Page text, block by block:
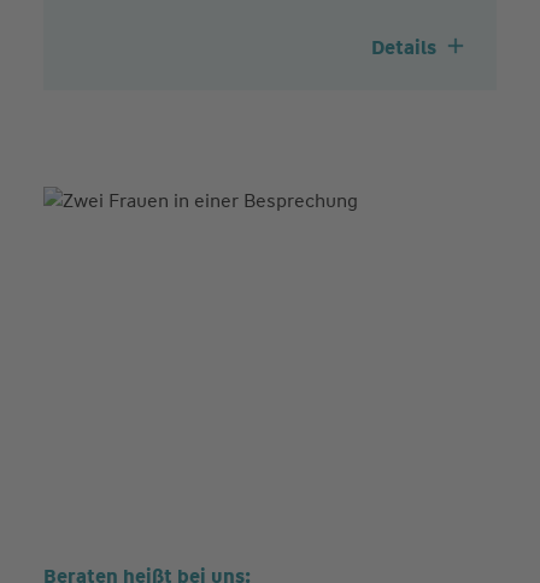
Details
Beraten heißt bei uns: